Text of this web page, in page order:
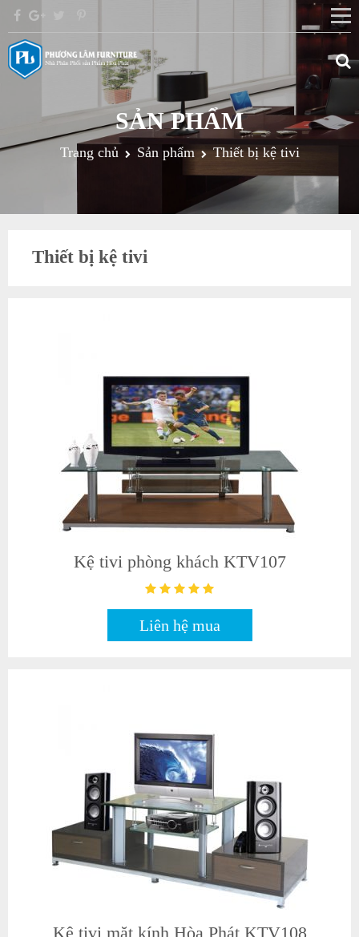
SẢN PHẨM
Trang chủ Sản phẩm Thiết bị kệ tivi
Thiết bị kệ tivi
Kệ tivi phòng khách KTV107
Liên hệ mua
Kệ tivi mặt kính Hòa Phát KTV108